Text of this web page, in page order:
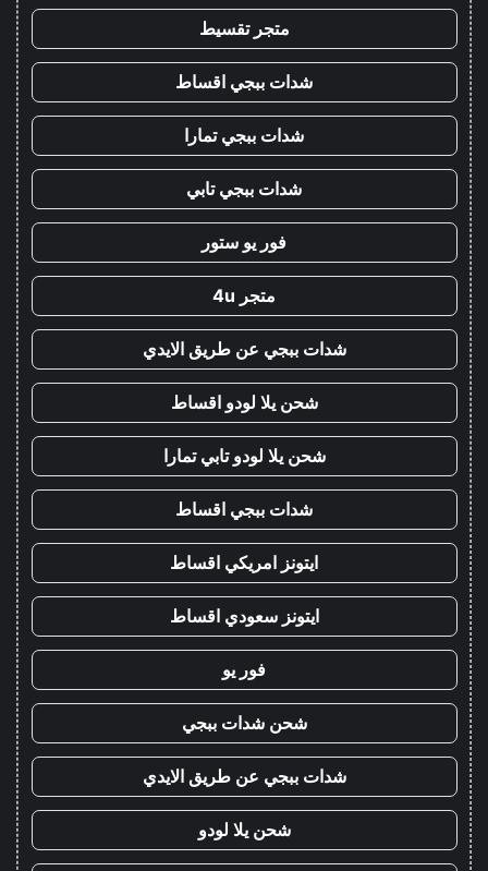
متجر تقسيط
شدات ببجي اقساط
شدات ببجي تمارا
شدات ببجي تابي
فور يو ستور
متجر 4u
شدات ببجي عن طريق الايدي
شحن يلا لودو اقساط
شحن يلا لودو تابي تمارا
شدات ببجي اقساط
ايتونز امريكي اقساط
ايتونز سعودي اقساط
فور يو
شحن شدات ببجي
شدات ببجي عن طريق الايدي
شحن يلا لودو